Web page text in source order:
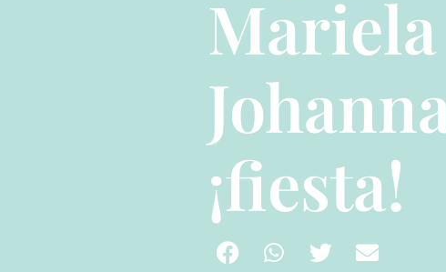
Mariela
¡fiesta!